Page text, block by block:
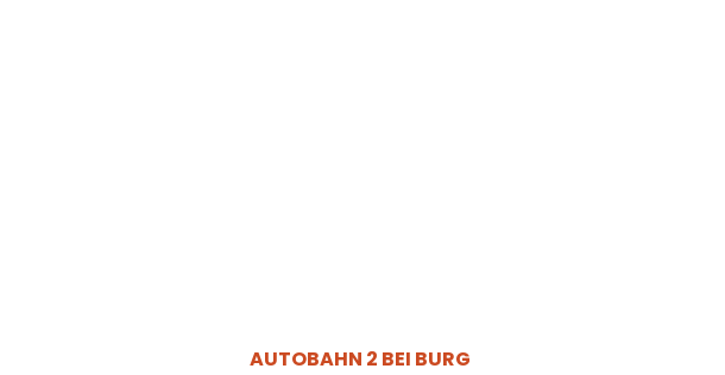
AUTOBAHN 2 BEI BURG